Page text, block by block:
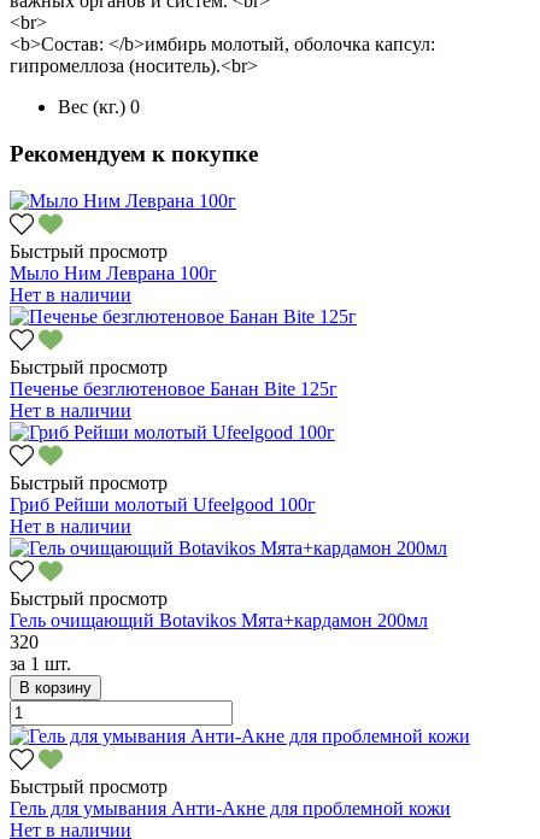
<br>
<b>Состав: </b>имбирь молотый, оболочка капсул:
гипромеллоза (носитель).<br>
Вес (кг.) 0
Рекомендуем к покупке
Быстрый просмотр
Мыло Ним Леврана 100г
Нет в наличии
Быстрый просмотр
Печенье безглютеновое Банан Bite 125г
Нет в наличии
Быстрый просмотр
Гриб Рейши молотый Ufeelgood 100г
Нет в наличии
Быстрый просмотр
Гель очищающий Botavikos Мята+кардамон 200мл
320
за 1 шт.
В корзину
Быстрый просмотр
Гель для умывания Анти-Акне для проблемной кожи
Нет в наличии